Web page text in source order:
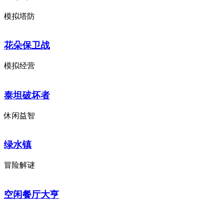
模拟塔防
花朵保卫战
模拟经营
泰坦破坏者
休闲益智
绿水镇
冒险解谜
空闲餐厅大亨